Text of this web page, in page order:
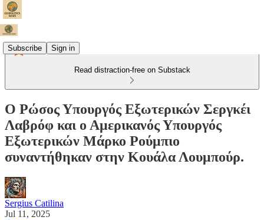
Subscribe Sign in
Read distraction-free on Substack
Ο Ρώσος Υπουργός Εξωτερικών Σεργκέι
Λαβρόφ και ο Αμερικανός Υπουργός
Εξωτερικών Μάρκο Ρούμπιο
συναντήθηκαν στην Κουάλα Λουμπούρ.
Sergius Catilina
Jul 11, 2025